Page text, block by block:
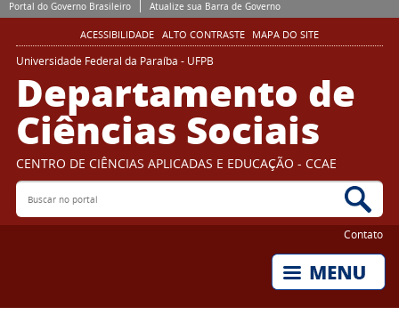
Portal do Governo Brasileiro Atualize sua Barra de Governo
ACESSIBILIDADE ALTO CONTRASTE MAPA DO SITE
Universidade Federal da Paraíba - UFPB
Departamento de
Ciências Sociais
CENTRO DE CIÊNCIAS APLICADAS E EDUCAÇÃO - CCAE
Buscar no portal
Contato